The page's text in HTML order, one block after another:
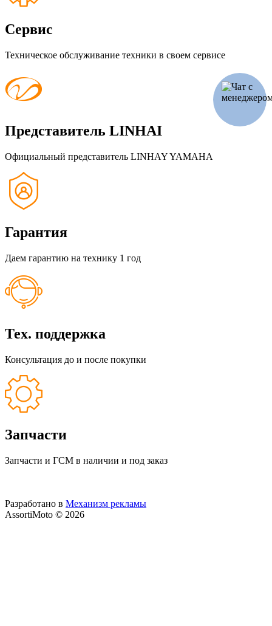
Сервис
Техническое обслуживание техники в своем сервисе
Представитель LINHAI
Официальный представитель LINHAY YAMAHA
Гарантия
Даем гарантию на технику 1 год
Тех. поддержка
Консультация до и после покупки
Запчасти
Запчасти и ГСМ в наличии и под заказ
Разработано в Механизм рекламы
AssortiMoto © 2026